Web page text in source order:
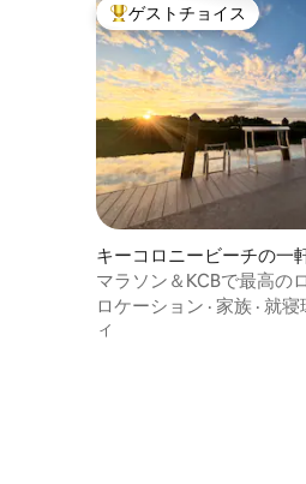
大好評のゲストチョイスで
ゲストチョイス
キーコロニービーチの一
マラソン＆KCBで最高の
ロケーション · 家族 · 就寝
ィ